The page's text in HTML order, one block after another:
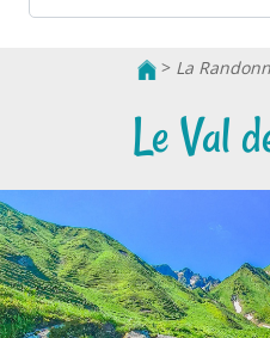
> La
Le Val